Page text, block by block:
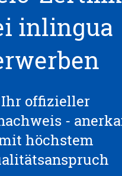
inlingua
Ihr offizieller
-
höchstem